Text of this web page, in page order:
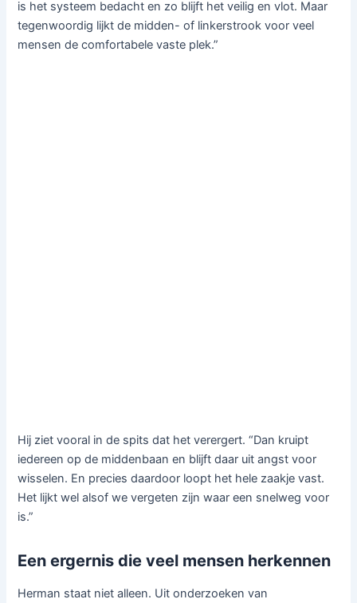
is het systeem bedacht en zo blijft het veilig en vlot. Maar
tegenwoordig lijkt de midden- of linkerstrook voor veel
mensen de comfortabele vaste plek.”
Hij ziet vooral in de spits dat het verergert. “Dan kruipt
iedereen op de middenbaan en blijft daar uit angst voor
wisselen. En precies daardoor loopt het hele zaakje vast.
Het lijkt wel alsof we vergeten zijn waar een snelweg voor
is.”
Een ergernis die veel mensen herkennen
Herman staat niet alleen. Uit onderzoeken van